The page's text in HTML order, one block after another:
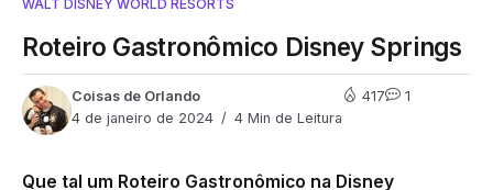
WALT DISNEY WORLD RESORTS
Roteiro Gastronômico Disney Springs
Coisas de Orlando
4 de janeiro de 2024
4 Min de Leitura
417 1
Que tal um Roteiro Gastronômico na Disney